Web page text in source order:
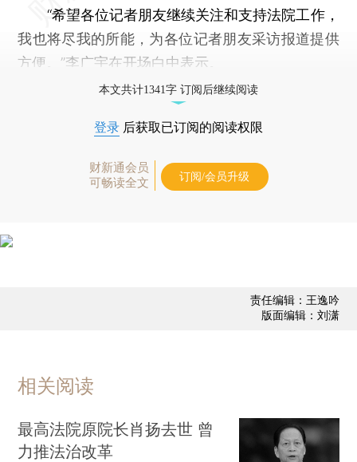
“希望各位记者朋友继续关注和支持法院工作，
我也将尽我的所能，为各位记者朋友采访报道提供
方便。”李广宇在开场白中表示。
本文共计1341字 订阅后继续阅读
登录 后获取已订阅的阅读权限
财新通会员
可畅读全文
订阅/会员升级
责任编辑：王逸吟
版面编辑：刘潇
相关阅读
最高法院原院长肖扬去世 曾
力推法治改革